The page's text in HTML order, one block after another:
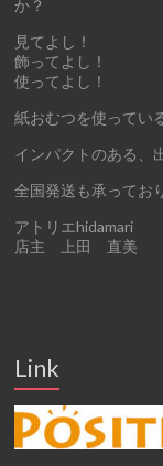
か？
見てよし！
飾ってよし！
使ってよし！
紙おむつを使ってい
インパクトのある、
全国発送も承ってお
アトリエhidamari
店主 上田 直美
Link